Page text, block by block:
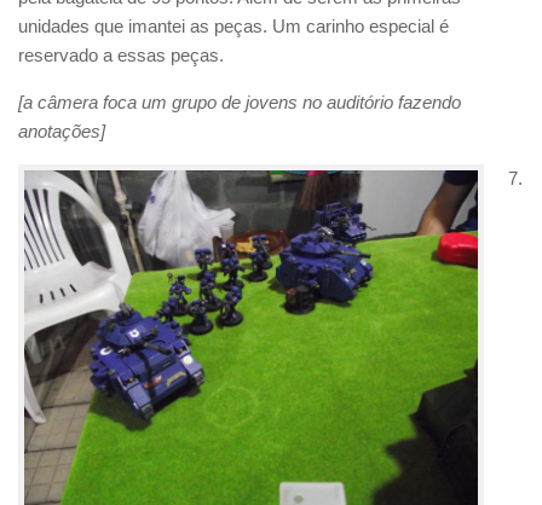
unidades que imantei as peças. Um carinho especial é
reservado a essas peças.
[a câmera foca um grupo de jovens no auditório fazendo
anotações]
7.